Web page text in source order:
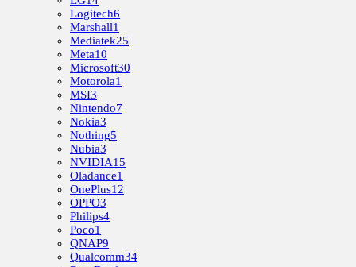
Logitech6
Marshall1
Mediatek25
Meta10
Microsoft30
Motorola1
MSI3
Nintendo7
Nokia3
Nothing5
Nubia3
NVIDIA15
Oladance1
OnePlus12
OPPO3
Philips4
Poco1
QNAP9
Qualcomm34